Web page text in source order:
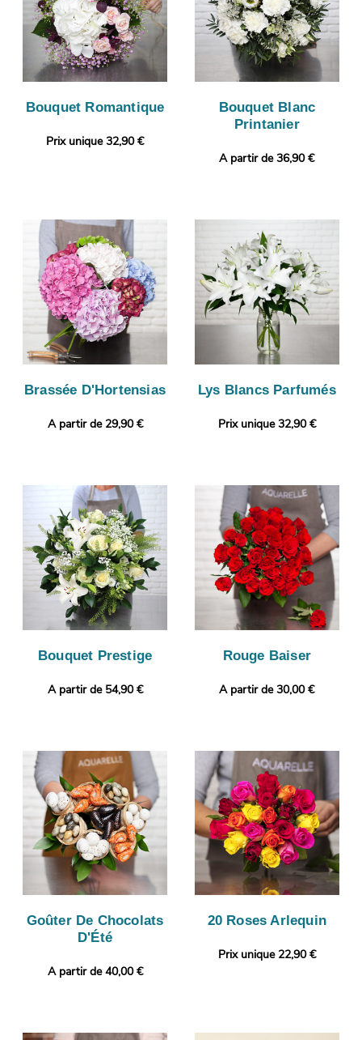
Bouquet Romantique
Prix unique 32,90 €
Bouquet Blanc
Printanier
A partir de 36,90 €
Brassée D'Hortensias
A partir de 29,90 €
Lys Blancs Parfumés
Prix unique 32,90 €
Bouquet Prestige
A partir de 54,90 €
Rouge Baiser
A partir de 30,00 €
Goûter De Chocolats
D'Été
A partir de 40,00 €
20 Roses Arlequin
Prix unique 22,90 €